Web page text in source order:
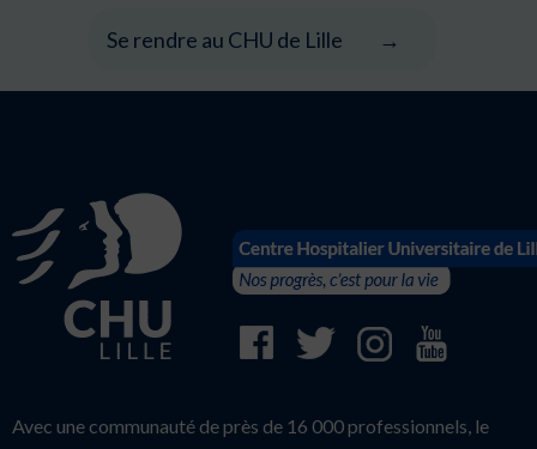
Se rendre au CHU de Lille
Avec une communauté de près de 16 000 professionnels, le